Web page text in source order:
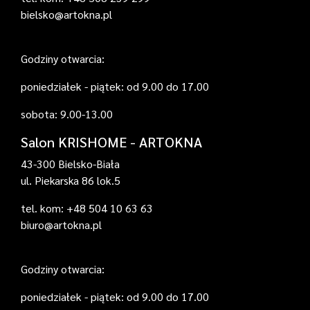
bielsko@artokna.pl
Godziny otwarcia:
poniedziałek - piątek: od 9.00 do 17.00
sobota: 9.00-13.00
Salon KRISHOME - ARTOKNA
43-300 Bielsko-Biała
ul. Piekarska 86 lok.5
tel. kom: +48 504 10 63 63
biuro@artokna.pl
Godziny otwarcia:
poniedziałek - piątek: od 9.00 do 17.00